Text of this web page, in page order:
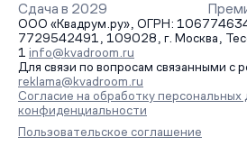
Сдача в 2029
ООО «Квадрум.ру», ОГРН:
7729542491, 109028, г. Москва,
1 info@kvadroom.ru
Для связи по вопросам связанными с
reklama@kvadroom.ru
Согласие на обработку персональных
конфиденциальности
Пользовательское соглашение